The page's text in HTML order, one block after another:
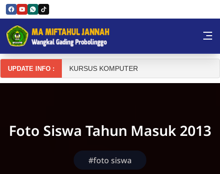
Skip to Content
MAMJ Wangkal
UPDATE INFO : Absensi Siswa Semester TP 2025-2026
Foto Siswa Tahun Masuk 2013
#foto siswa